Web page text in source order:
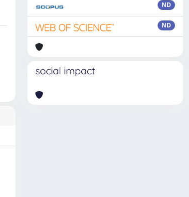
ND
ND
social impact